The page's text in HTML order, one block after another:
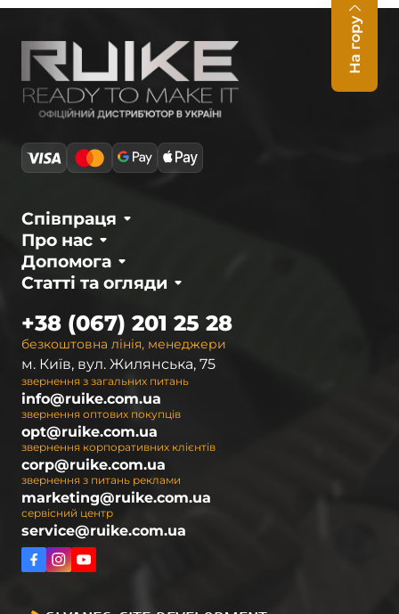
На гору
Про нас
Співпраця
Статті та огляди
Допомога
безкоштовна лінія, менеджери
+38 (067) 201 25 28
м. Київ, вул. Жилянська, 75
звернення з загальних питань
info@ruike.com.ua
звернення оптових покупців
opt@ruike.com.ua
звернення корпоративних клієнтів
corp@ruike.com.ua
звернення з питань реклами
marketing@ruike.com.ua
сервісний центр
service@ruike.com.ua